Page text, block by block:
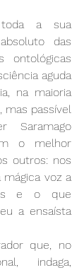
toda a sua
das
ontológicas
aguda
na maioria
mas passível
Saramago
o melhor
outros: nos
voz a
e o que
a ensaísta
que, no
indaga,